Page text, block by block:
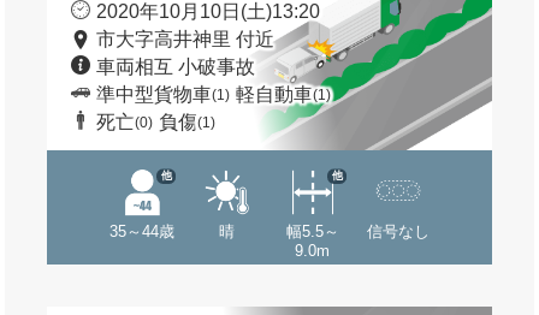
2020年10月10日(土)13:20
市大字高井神里 付近
車両相互 小破事故
準中型貨物車(1) 軽自動車(1)
死亡(0) 負傷(1)
35～44歳
他
晴
幅5.5～
9.0m
他
信号なし